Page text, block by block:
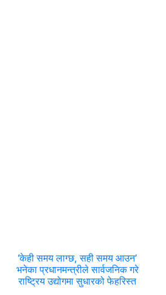
‘केही समय लाग्छ, सही समय आउन’
भनेका प्रधानमन्त्रीले सार्वजनिक गरे
राष्ट्रिय उद्योगमा सुधारको फेहरिस्त